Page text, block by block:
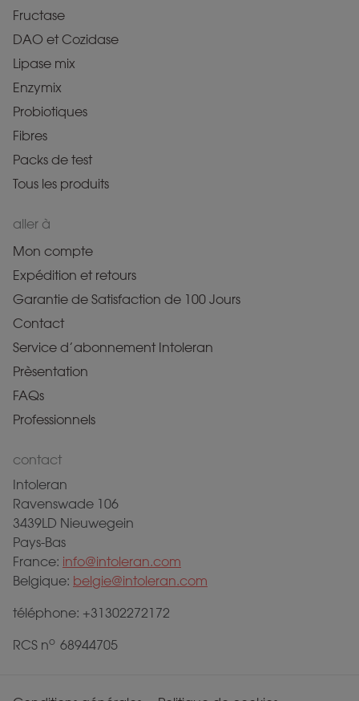
Fructase
DAO et Cozidase
Lipase mix
Enzymix
Probiotiques
Fibres
Packs de test
Tous les produits
aller à
Mon compte
Expédition et retours
Garantie de Satisfaction de 100 Jours
Contact
Service d’abonnement Intoleran
Prèsentation
FAQs
Professionnels
contact
Intoleran
Ravenswade 106
3439LD Nieuwegein
Pays-Bas
France: info@intoleran.com
Belgique: belgie@intoleran.com
téléphone: +31302272172
RCS no 68944705